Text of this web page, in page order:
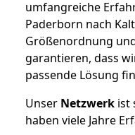
umfangreiche
Paderborn nach
Größenordnung
garantieren, dass
passende Lösung
Unser Netzwerk ist
haben viele Jahre